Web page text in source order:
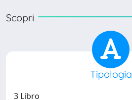
Scopri
Tipologia
3 Libro